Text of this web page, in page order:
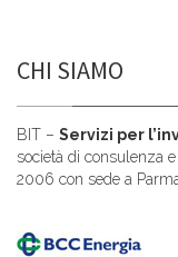
CHI SIAMO
BIT – Servizi per
società di consulenza
2006 con sede a